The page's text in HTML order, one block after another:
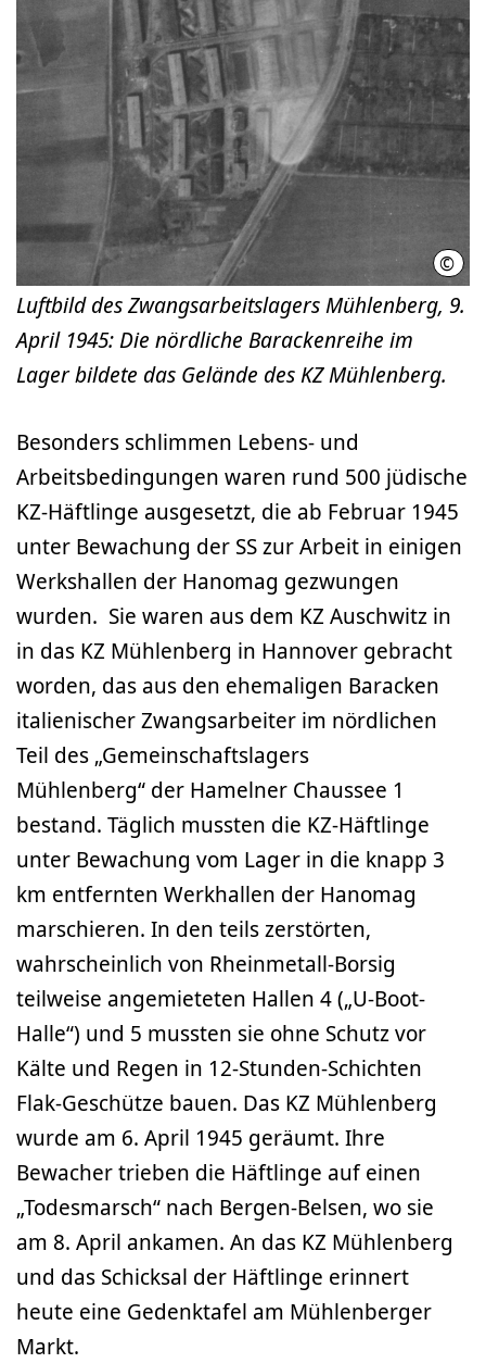
©
Luftbild des Zwangsarbeitslagers Mühlenberg, 9.
April 1945: Die nördliche Barackenreihe im
Lager bildete das Gelände des KZ Mühlenberg.
Besonders schlimmen Lebens- und
Arbeitsbedingungen waren rund 500 jüdische
KZ-Häftlinge ausgesetzt, die ab Februar 1945
unter Bewachung der SS zur Arbeit in einigen
Werkshallen der Hanomag gezwungen
wurden. Sie waren aus dem KZ Auschwitz in
in das KZ Mühlenberg in Hannover gebracht
worden, das aus den ehemaligen Baracken
italienischer Zwangsarbeiter im nördlichen
Teil des „Gemeinschaftslagers
Mühlenberg“ der Hamelner Chaussee 1
bestand. Täglich mussten die KZ-Häftlinge
unter Bewachung vom Lager in die knapp 3
km entfernten Werkhallen der Hanomag
marschieren. In den teils zerstörten,
wahrscheinlich von Rheinmetall-Borsig
teilweise angemieteten Hallen 4 („U-Boot-
Halle“) und 5 mussten sie ohne Schutz vor
Kälte und Regen in 12-Stunden-Schichten
Flak-Geschütze bauen. Das KZ Mühlenberg
wurde am 6. April 1945 geräumt. Ihre
Bewacher trieben die Häftlinge auf einen
„Todesmarsch“ nach Bergen-Belsen, wo sie
am 8. April ankamen. An das KZ Mühlenberg
und das Schicksal der Häftlinge erinnert
heute eine Gedenktafel am Mühlenberger
Markt.